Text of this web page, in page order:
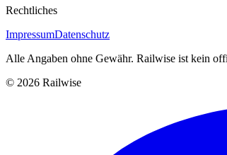
Rechtliches
ImpressumDatenschutz
Alle Angaben ohne Gewähr. Railwise ist kein
© 2026 Railwise